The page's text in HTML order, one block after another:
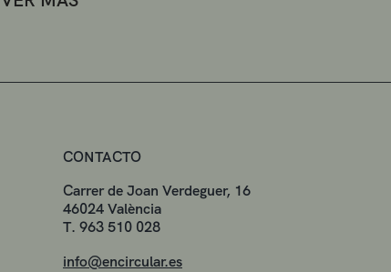
CONTACTO
Carrer de Joan Verdeguer, 16
46024 València
T. 963 510 028
info@encircular.es